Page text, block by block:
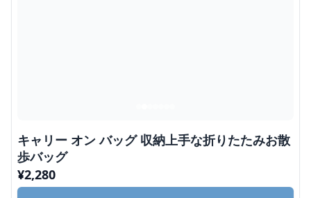
キャリー オン バッグ 収納上手な折りたたみお散
歩バッグ
¥2,280